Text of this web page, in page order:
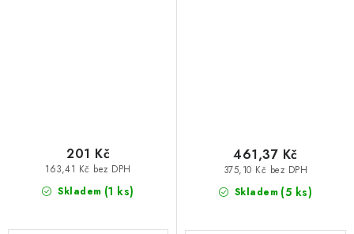
Skladem (1 ks)
163,41 Kč bez DPH
201 Kč
Skladem (5 ks)
375,10 Kč bez DPH
461,37 Kč